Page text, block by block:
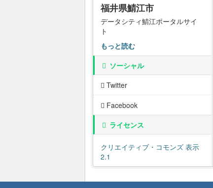
福井県鯖江市
データシティ鯖江ポータルサイ
ト
もっと読む
ソーシャル
Twitter
Facebook
ライセンス
クリエイティブ・コモンズ 表示
2.1